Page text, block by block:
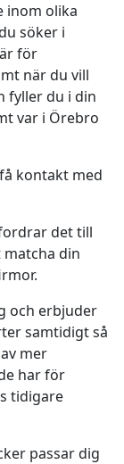
inom olika
söker i
för
när du vill
fyller du i din
var i Örebro
kontakt med
det till
din
och erbjuder
samtidigt så
mer
har för
tidigare
passar dig